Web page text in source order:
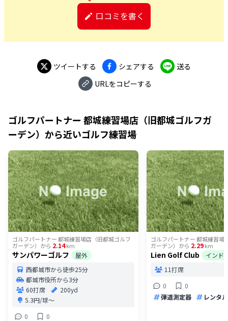
口コミを書く
ツイートする シェアする
送る
URLをコピーする
ゴルフパートナー 都城練習場店（旧都城ゴルフガ
ーデン） から近いゴルフ練習場
ゴルフパートナー 都城練習場店（旧都城ゴルフ
ガーデン） から 2.14km
サンパワーゴルフ
屋外
西都城市から徒歩25分
都城市役所から3分
60打席
200yd
5.3円/球〜
0
0
ゴルフパートナー 都城練習場
ガーデン） から 2.29km
Lien Golf Club
インド
11打席
0
0
弾道測定器
レンタ